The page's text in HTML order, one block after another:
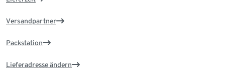
Versandpartner
Packstation
Lieferadresse ändern